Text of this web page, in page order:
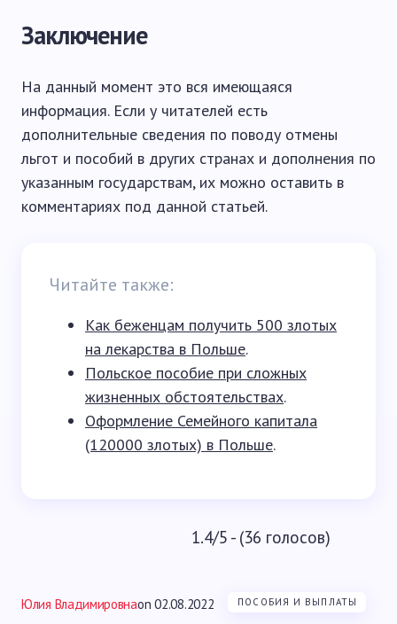
Заключение
На данный момент это вся имеющаяся
информация. Если у читателей есть
дополнительные сведения по поводу отмены
льгот и пособий в других странах и дополнения по
указанным государствам, их можно оставить в
комментариях под данной статьей.
Читайте также:
Как беженцам получить 500 злотых
на лекарства в Польше.
Польское пособие при сложных
жизненных обстоятельствах.
Оформление Семейного капитала
(120000 злотых) в Польше.
1.4/5 - (36 голосов)
Юлия Владимировнаon 02.08.2022 ПОСОБИЯ И ВЫПЛАТЫ